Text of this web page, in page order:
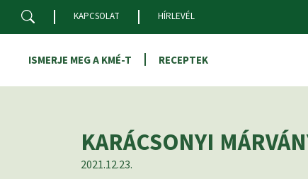
Skip to main content
KAPCSOLAT HÍRLEVÉL
ISMERJE MEG A KMÉ-T RECEPTEK
KARÁCSONYI
2021.12.23.